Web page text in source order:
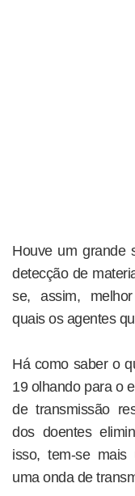
Houve um grande
detecção de
se, assim,
quais os agentes
Há como saber o
19 olhando para o
de transmissão
dos doentes
isso, tem-se mais
uma onda de